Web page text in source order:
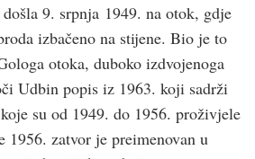
9. srpnja 1949. na otok, gdje
izbačeno na stijene. Bio je to
otoka, duboko izdvojenoga
Udbin popis iz 1963. koji sadrži
su od 1949. do 1956. proživjele
1956. zatvor je preimenovan u